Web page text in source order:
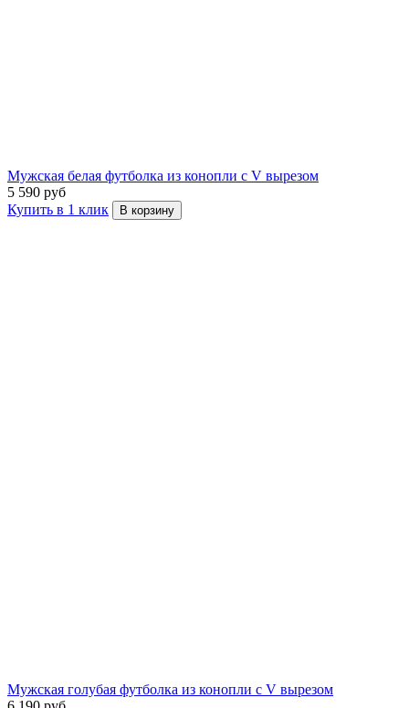
Мужская белая футболка из конопли с V вырезом
5 590 руб
Купить в 1 клик
В корзину
Мужская голубая футболка из конопли с V вырезом